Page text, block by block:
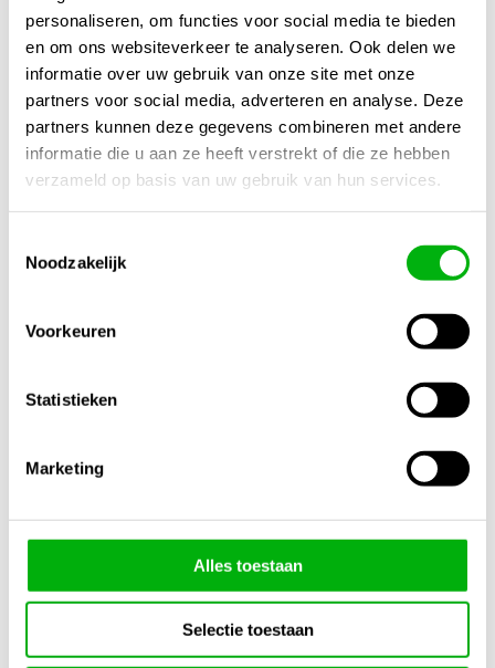
personaliseren, om functies voor social media te bieden
en om ons websiteverkeer te analyseren. Ook delen we
informatie over uw gebruik van onze site met onze
partners voor social media, adverteren en analyse. Deze
partners kunnen deze gegevens combineren met andere
informatie die u aan ze heeft verstrekt of die ze hebben
verzameld op basis van uw gebruik van hun services.
Noodzakelijk
Voorkeuren
Statistieken
Marketing
Alles toestaan
Selectie toestaan
100% biologisch en veilig voor het milieu
MetX-Forcezorg je voor een krachtig, gezond en robuust
gewas, klaar voor optimale prestaties.
Kijk ook naar:https://unigarden.nl/product-category/alles-
Extra productinformatie
Gewicht
Afmetingen
Merk
50ml / 100 Liter